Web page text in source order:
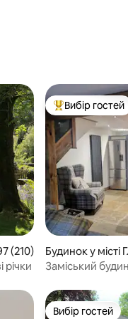
оцінка: 4,97 з 5,
(210)
річки
Топ вибір
Вибір гостей
Будинок у місті
Заміський
Вибір гостей